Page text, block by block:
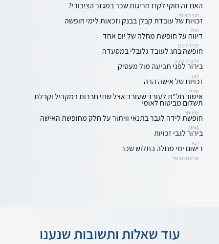
האם זה חוקי לקזז חריגות שכר במגזר הציבורי?
הגר רואימי
זכויות של עובדת קבלן בבנק וזכאות לימי חופשה
אנה
דיווח על חופשת מחלה של יום אחד
סנדרה עבו
חופשה בחג לעובד גלובלי במסעדה
אלברט קובק
בירור לפני תביעה מול מעסיק
אורן
זכויות של אישה הרה
שירלי
אישור חל"ת לעובד שעובד אצל שתי חברות במקביל וקבלת
תשלום מביטוח לאומי
אנונימי
חופשת לידה לגבר בתנאי וויתור על חלק מחופשת האישה
DIMA
בירור לגבי זכויות
רנא
רישום ימי מחלה בתלוש שכר
מריאנה קרפל
עוד שאלות ותשובות שנענו